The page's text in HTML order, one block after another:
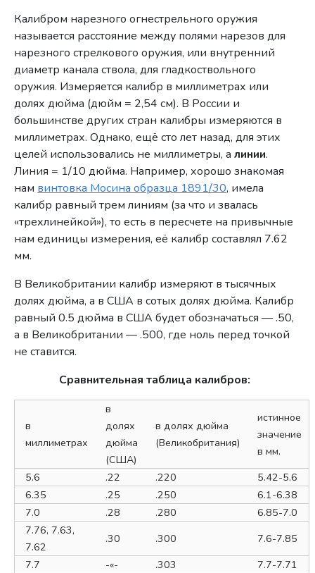
Калибром нарезного огнестрельного оружия
называется расстояние между полями нарезов для
нарезного стрелкового оружия, или внутренний
диаметр канала ствола, для гладкоствольного
оружия. Измеряется калибр в миллиметрах или
долях дюйма (дюйм = 2,54 см). В России и
большинстве других стран калибры измеряются в
миллиметрах. Однако, ещё сто лет назад, для этих
целей использовались не миллиметры, алинии.
Линия = 1/10 дюйма. Например, хорошо знакомая
намвинтовка Мосина образца 1891/30, имела
калибр равный трем линиям (за что и звалась
«трехлинейкой»), то есть в пересчете на привычные
нам единицы измерения, её калибр составлял 7.62
мм.
В Великобритании калибр измеряют в тысячных
долях дюйма, а в США в сотых долях дюйма. Калибр
равный 0.5 дюйма в США будет обозначаться — .50,
а в Великобритании — .500, где ноль перед точкой
не ставится.
Сравнительная таблица калибров:
в
миллиметрах
в
долях
дюйма
(США)
в долях дюйма
(Великобритания)
истинное
значение
в мм.
5.6
.22 .220
5.42-5.6
6.35
.25 .250
6.1-6.38
7.0
.28 .280
6.85-7.0
7.76, 7.63,
7.62
.30 .300
7.6-7.85
7.7
-«- .303
7.7-7.71